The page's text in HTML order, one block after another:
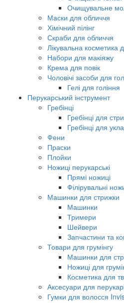
Очищувальне
Маски для обличчя
Хімічний пілінг
Скраби для обличчя
Лікувальна косметика
Набори для макіяжу
Крема для повік
Чоловічі засоби для
Гелі для гоління
Перукарський інструмент
Гребінці
Гребінці для
Гребінці для
Фени
Праски
Плойки
Ножиці перукарські
Прямі ножиці
Філірувальні
Машинки для стрижки
Машинки
Тримери
Шейвери
Запчастини та
Товари для грумінгу
Машинки для
Ножиці для
Косметика для
Аксесуари для
Гумки для волосся